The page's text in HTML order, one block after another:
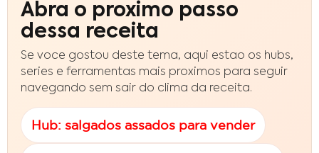
Abra o proximo passo
dessa receita
Se voce gostou deste tema, aqui estao os hubs,
series e ferramentas mais proximos para seguir
navegando sem sair do clima da receita.
Hub: salgados assados para vender